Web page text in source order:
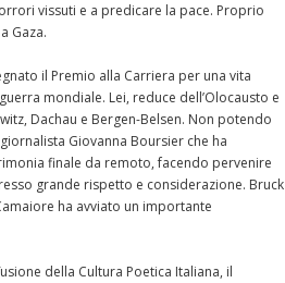
vissuti e a predicare la pace. Proprio
Gaza.
il Premio alla Carriera per una vita
mondiale. Lei, reduce dell’Olocausto e
Dachau e Bergen-Belsen. Non potendo
Giovanna Boursier che ha
finale da remoto, facendo pervenire
grande rispetto e considerazione. Bruck
ha avviato un importante
della Cultura Poetica Italiana, il